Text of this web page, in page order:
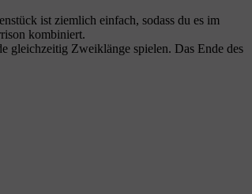
ist ziemlich einfach, sodass du es im
kombiniert.
gleichzeitig Zweiklänge spielen. Das Ende des